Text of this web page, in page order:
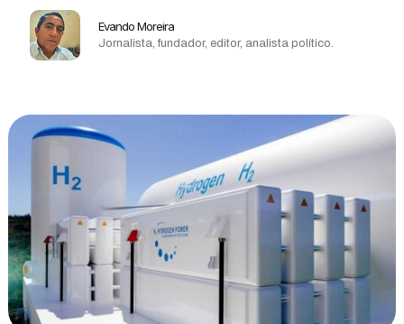
Evando Moreira
Jornalista, fundador, editor, analista político.